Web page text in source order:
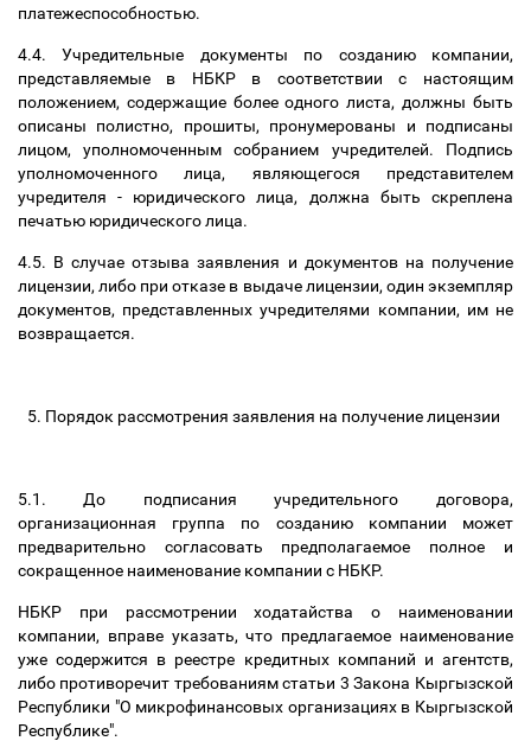
платежеспособностью.
4.4. Учредительные документы по созданию компании,
представляемые в НБКР в соответствии с настоящим
положением, содержащие более одного листа, должны быть
описаны полистно, прошиты, пронумерованы и подписаны
лицом, уполномоченным собранием учредителей. Подпись
уполномоченного лица, являющегося представителем
учредителя - юридического лица, должна быть скреплена
печатью юридического лица.
4.5. В случае отзыва заявления и документов на получение
лицензии, либо при отказе в выдаче лицензии, один экземпляр
документов, представленных учредителями компании, им не
возвращается.
5. Порядок рассмотрения заявления на получение лицензии
5.1. До подписания учредительного договора,
организационная группа по созданию компании может
предварительно согласовать предполагаемое полное и
сокращенное наименование компании с НБКР.
НБКР при рассмотрении ходатайства о наименовании
компании, вправе указать, что предлагаемое наименование
уже содержится в реестре кредитных компаний и агентств,
либо противоречит требованиям статьи 3 Закона Кыргызской
Республики "О микрофинансовых организациях в Кыргызской
Республике".